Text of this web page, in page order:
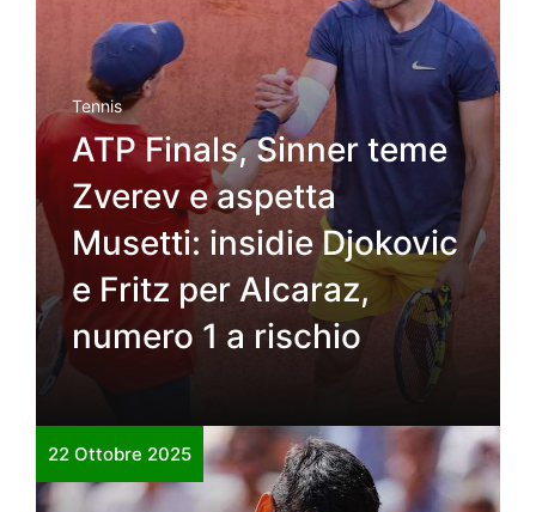
Tennis
ATP Finals, Sinner teme
Zverev e aspetta
Musetti: insidie Djokovic
e Fritz per Alcaraz,
numero 1 a rischio
22 Ottobre 2025